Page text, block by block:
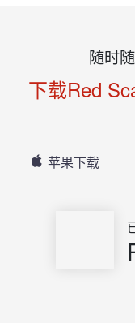
随时
下载Red
苹果下载